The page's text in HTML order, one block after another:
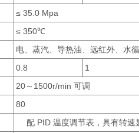
≤ 35.0 Mpa
≤ 350℃
电、蒸汽、导热油、远红外、水
0.8 1
20～1500r/min 可调
80
配 PID 温度调节表，具有转速